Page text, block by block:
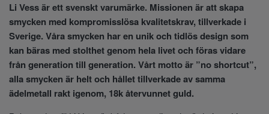
Li Vess är ett svenskt varumärke. Missionen är att skapa
smycken med kompromisslösa kvalitetskrav, tillverkade i
Sverige. Våra smycken har en unik och tidlös design som
kan bäras med stolthet genom hela livet och föras vidare
från generation till generation. Vårt motto är ”no shortcut”,
alla smycken är helt och hållet tillverkade av samma
ädelmetall rakt igenom, 18k återvunnet guld.